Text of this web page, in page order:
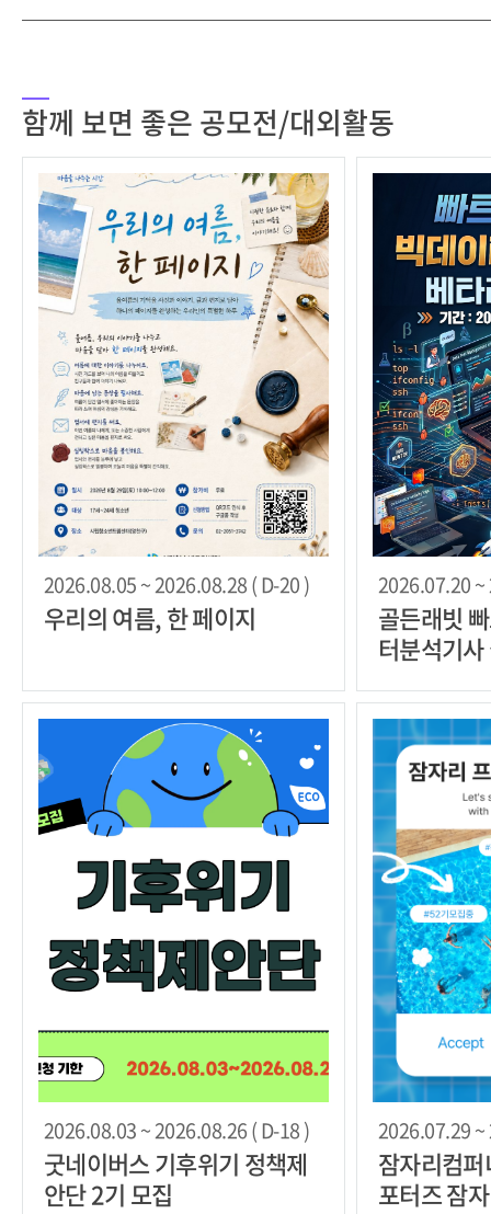
함께 보면 좋은 공모전/대외활동
2026.08.05 ~ 2026.08.28 ( D-20 )
우리의 여름, 한 페이지
2026.07.20 ~
골든래빗
터분석기
2026.08.03 ~ 2026.08.26 ( D-18 )
굿네이버스 기후위기 정책제
안단 2기 모집
2026.07.29 ~
잠자리컴
포터즈 잠